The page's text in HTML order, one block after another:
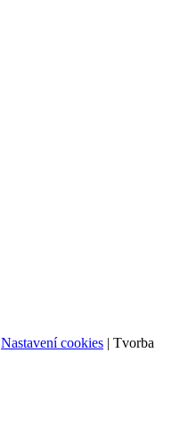
Nastavení cookies | Tvorba